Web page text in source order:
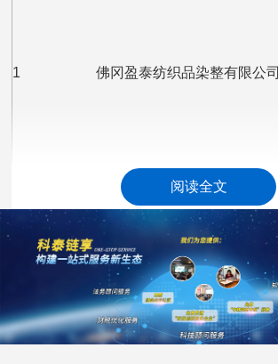
1 佛冈盈泰纺织品染整有限公司
广东兆联纺织有限公司
阅读全文